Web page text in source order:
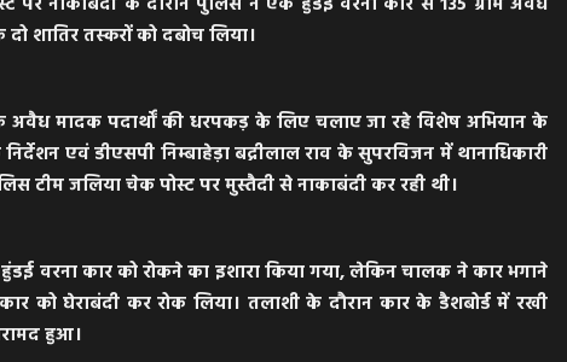
शातिर तस्करों को दबोच लिया।
अवैध मादक पदार्थों की धरपकड़ के लिए चलाए जा रहे विशेष अभियान के
एवं डीएसपी निम्बाहेड़ा बद्रीलाल राव के सुपरविजन में थानाधिकारी
टीम जलिया चेक पोस्ट पर मुस्तैदी से नाकाबंदी कर रही थी।
वरना कार को रोकने का इशारा किया गया, लेकिन चालक ने कार भगाने
को घेराबंदी कर रोक लिया। तलाशी के दौरान कार के डैशबोर्ड में रखी
हुआ।